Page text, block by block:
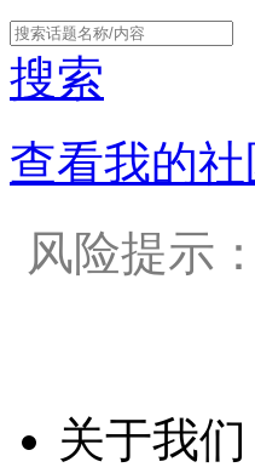
搜索
查看我的
风险提示
关于我们